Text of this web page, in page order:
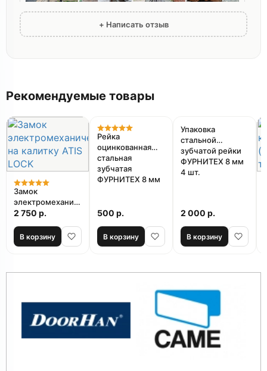
?????????????потом дополню когда
установлю
+ Написать отзыв
Рекомендуемые товары
Замок
электромеханический
на калитку ATIS
2 750 р.
В корзину
Рейка
оцинкованная
стальная
зубчатая
ФУРНИТЕХ 8 мм
500 р.
В корзину
Упаковка
стальной
зубчатой рейки
ФУРНИТЕХ 8 мм
4 шт.
2 000 р.
В корзину